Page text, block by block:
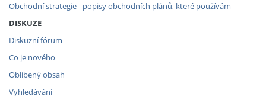
Obchodní strategie - popisy obchodních plánů, které používám
DISKUZE
Diskuzní fórum
Co je nového
Oblíbený obsah
Vyhledávání